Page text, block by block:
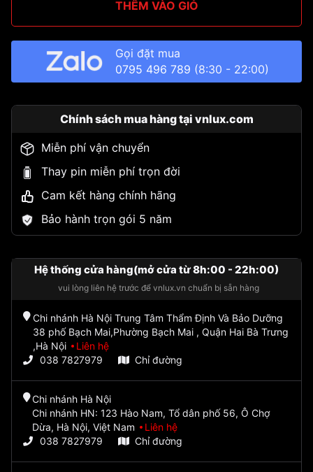
THÊM VÀO GIỎ
Gọi đặt mua
0795 496 789 (8:30 - 22:00)
Chính sách mua hàng tại vnlux.com
Miễn phí vận chuyển
Thay pin miễn phí trọn đời
Cam kết hàng chính hãng
Bảo hành trọn gói 5 năm
Hệ thống cửa hàng(mở cửa từ 8h:00 - 22h:00)
vui lòng liên hệ trước để vnlux.vn chuẩn bị sẵn hàng
Chi nhánh Hà Nội Trung Tâm Thẩm Định Và Bảo Dưỡng
38 phố Bạch Mai,Phường Bạch Mai , Quận Hai Bà Trưng
,Hà Nội
Liên hệ
038 7827979
Chỉ đường
Chi nhánh Hà Nội
Chi nhánh HN: 123 Hào Nam, Tổ dân phố 56, Ô Chợ
Dừa, Hà Nội, Việt Nam
Liên hệ
038 7827979
Chỉ đường